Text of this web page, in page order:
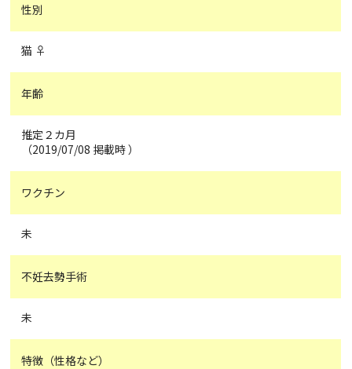
性別
猫 ♀
年齢
推定２カ月
（2019/07/08 掲載時 ）
ワクチン
未
不妊去勢手術
未
特徴（性格など）